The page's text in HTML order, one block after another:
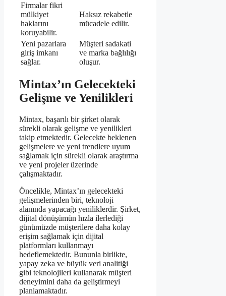
Firmalar fikri
mülkiyet
haklarını
koruyabilir.
Haksız rekabetle
mücadele edilir.
Yeni pazarlara
giriş imkanı
sağlar.
Müşteri sadakati
ve marka bağlılığı
oluşur.
Mintax’ın Gelecekteki
Gelişme ve Yenilikleri
Mintax, başarılı bir şirket olarak
sürekli olarak gelişme ve yenilikleri
takip etmektedir. Gelecekte beklenen
gelişmelere ve yeni trendlere uyum
sağlamak için sürekli olarak araştırma
ve yeni projeler üzerinde
çalışmaktadır.
Öncelikle, Mintax’ın gelecekteki
gelişmelerinden biri, teknoloji
alanında yapacağı yeniliklerdir. Şirket,
dijital dönüşümün hızla ilerlediği
günümüzde müşterilere daha kolay
erişim sağlamak için dijital
platformları kullanmayı
hedeflemektedir. Bununla birlikte,
yapay zeka ve büyük veri analitiği
gibi teknolojileri kullanarak müşteri
deneyimini daha da geliştirmeyi
planlamaktadır.